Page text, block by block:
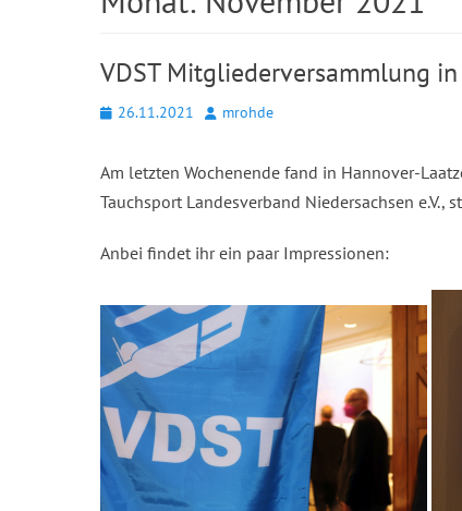
VDST Mitgliederversammlung
Posted
26.11.2021 Autormrohde
Am letzten Wochenende fand in Hannover-
Tauchsport Landesverband Niedersachsen e.V.,
Anbei findet ihr ein paar Impressionen: